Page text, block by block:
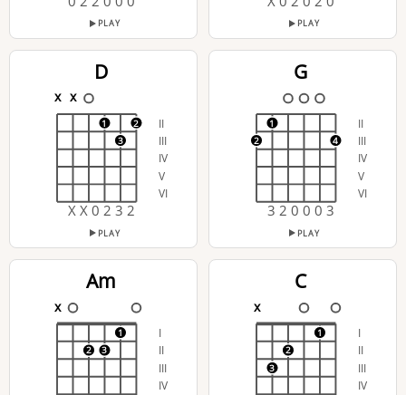
PLAY PLAY
D
x x
II
III
IV
V
VI
1
3
2
X X 0 2 3 2
PLAY
G
II
III
IV
V
VI
2
1
4
3 2 0 0 0 3
PLAY
Am
x
I
II
III
IV
2 3
1
C
x
I
II
III
IV
3
2
1